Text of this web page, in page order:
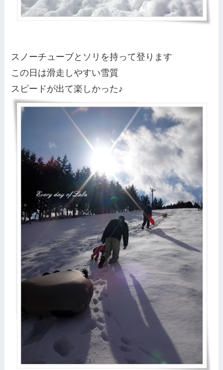
スノーチューブとソリを持って登ります
この日は滑走しやすい雪質
スピードが出て楽しかった♪